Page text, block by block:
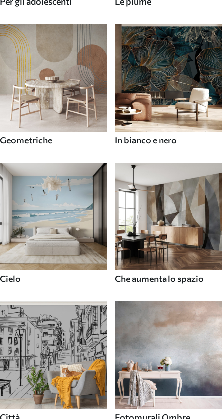
Geometriche In bianco e nero
Cielo Che aumenta lo spazio